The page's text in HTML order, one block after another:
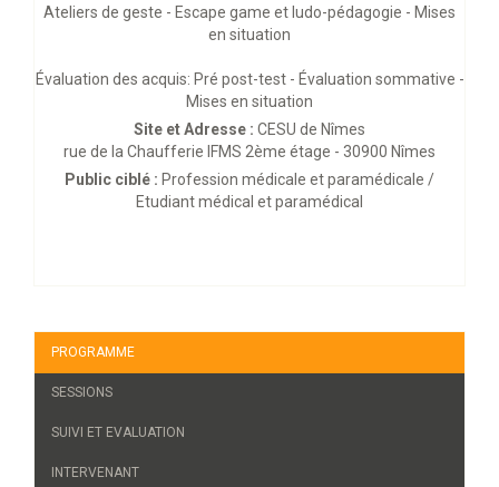
Ateliers de geste - Escape game et ludo-pédagogie - Mises
en situation
Évaluation des acquis: Pré post-test - Évaluation sommative -
Mises en situation
Site et Adresse : CESU de Nîmes
rue de la Chaufferie IFMS 2ème étage - 30900 Nîmes
Public ciblé : Profession médicale et paramédicale /
Etudiant médical et paramédical
PROGRAMME
SESSIONS
SUIVI ET EVALUATION
INTERVENANT